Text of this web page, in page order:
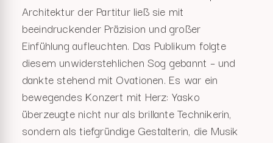
Architektur der Partitur ließ sie mit
beeindruckender Präzision und großer
Einfühlung aufleuchten. Das Publikum folgte
diesem unwiderstehlichen Sog gebannt – und
dankte stehend mit Ovationen. Es war ein
bewegendes Konzert mit Herz: Yasko
überzeugte nicht nur als brillante Technikerin,
sondern als tiefgründige Gestalterin, die Musik